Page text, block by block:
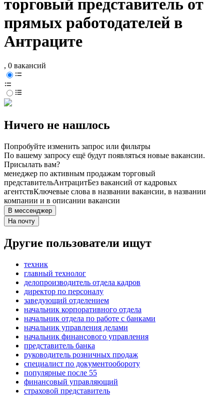
торговый представитель от
прямых работодателей в
Антраците
, 0 вакансий
Ничего не нашлось
Попробуйте изменить запрос или фильтры
По вашему запросу ещё будут появляться новые вакансии.
Присылать вам?
менеджер по активным продажам торговый
представительАнтрацитБез вакансий от кадровых
агентствКлючевые слова в названии вакансии, в названии
компании и в описании вакансии
В мессенджер
На почту
Другие пользователи ищут
техник
главный технолог
делопроизводитель отдела кадров
директор по персоналу
заведующий отделением
начальник корпоративного отдела
начальник отдела по работе с банками
начальник управления делами
начальник финансового управления
представитель банка
руководитель розничных продаж
специалист по документообороту
популярные после 55
финансовый управляющий
страховой представитель